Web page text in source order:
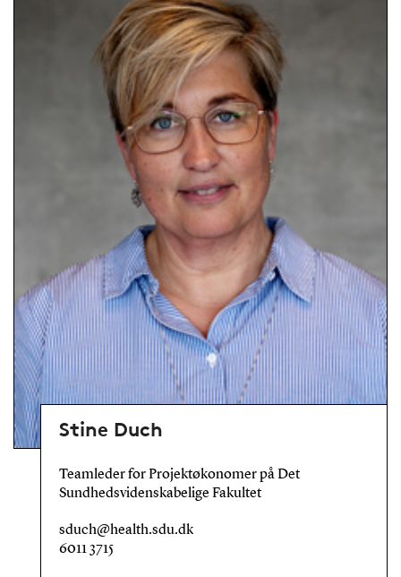
Stine Duch
Teamleder for Projektøkonomer på Det
Sundhedsvidenskabelige Fakultet
sduch@health.sdu.dk
6011 3715